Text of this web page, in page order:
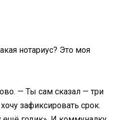
нотариус? Это моя
— Ты сам сказал — три
зафиксировать срок.